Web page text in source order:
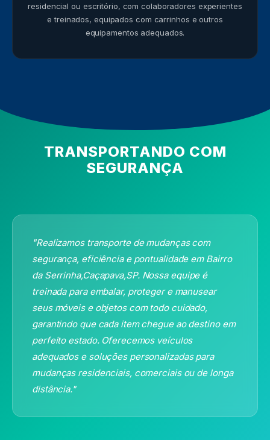
residencial ou escritório, com colaboradores experientes
e treinados, equipados com carrinhos e outros
equipamentos adequados.
TRANSPORTANDO COM
SEGURANÇA
"Realizamos transporte de mudanças com
segurança, eficiência e pontualidadeem Bairro
da Serrinha,Caçapava,SP. Nossa equipe é
treinada para embalar, proteger e manusear
seus móveis e objetos com todo cuidado,
garantindo que cada item chegue ao destino em
perfeito estado. Oferecemos veículos
adequados e soluções personalizadas para
mudanças residenciais, comerciais ou de longa
distância."